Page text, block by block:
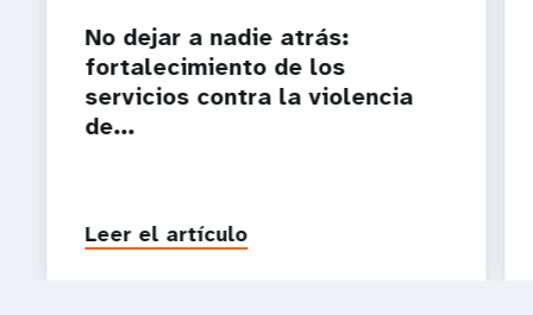
No dejar a nadie atrás:
fortalecimiento de los
servicios contra la violencia
de...
Leer el artículo